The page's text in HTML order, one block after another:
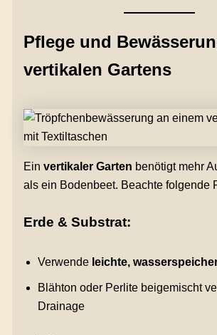
Pflege und
vertikalen Gartens
Ein vertikaler Garten benötigt mehr
als ein Bodenbeet. Beachte folgende
Erde & Substrat:
Verwende leichte,
Blähton oder Perlite beigemischt
Drainage